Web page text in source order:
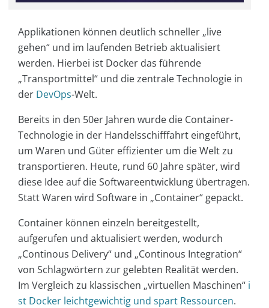
Applikationen können deutlich schneller „live
gehen“ und im laufenden Betrieb aktualisiert
werden. Hierbei ist Docker das führende
„Transportmittel“ und die zentrale Technologie in
der DevOps-Welt.
Bereits in den 50er Jahren wurde die Container-
Technologie in der Handelsschifffahrt eingeführt,
um Waren und Güter effizienter um die Welt zu
transportieren. Heute, rund 60 Jahre später, wird
diese Idee auf die Softwareentwicklung übertragen.
Statt Waren wird Software in „Container“ gepackt.
Container können einzeln bereitgestellt,
aufgerufen und aktualisiert werden, wodurch
„Continous Delivery“ und „Continous Integration“
von Schlagwörtern zur gelebten Realität werden.
Im Vergleich zu klassischen „virtuellen Maschinen“ i
st Docker leichtgewichtig und spart Ressourcen.